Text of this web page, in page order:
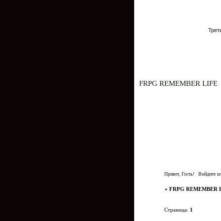
FRPG REMEMBER LIFE
Привет, Гость!
Войдите
»FRPG REMEMBER
Страница: 1